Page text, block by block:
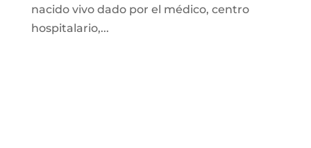
nacido vivo dado por el médico, centro
hospitalario,...